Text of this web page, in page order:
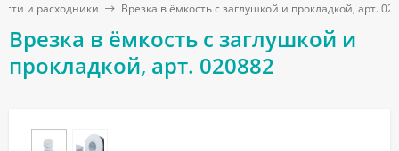
и расходники Врезка в ёмкость с заглушкой и прокладкой, арт.
Врезка в ёмкость с заглушкой и
прокладкой, арт. 020882